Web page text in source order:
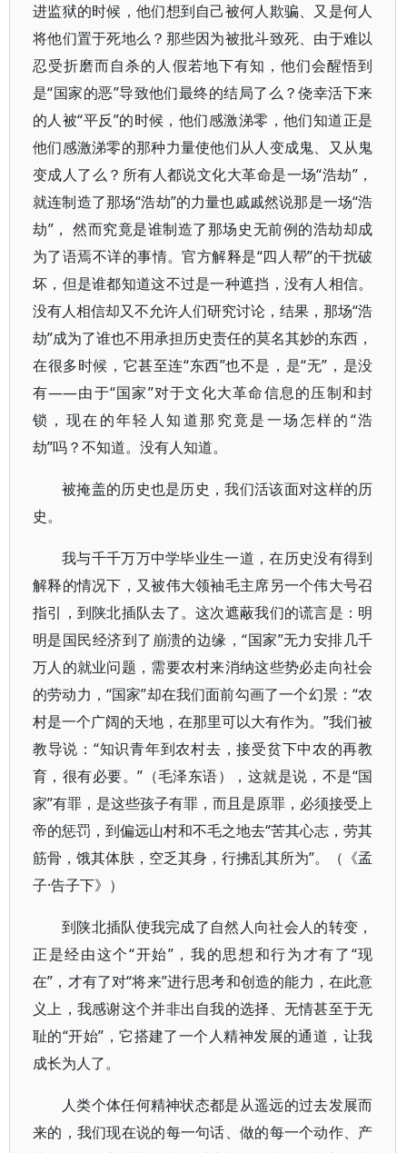
进监狱的时候，他们想到自己被何人欺骗、又是何人
将他们置于死地么？那些因为被批斗致死、由于难以
忍受折磨而自杀的人假若地下有知，他们会醒悟到
是“国家的恶”导致他们最终的结局了么？侥幸活下来
的人被“平反”的时候，他们感激涕零，他们知道正是
他们感激涕零的那种力量使他们从人变成鬼、又从鬼
变成人了么？所有人都说文化大革命是一场“浩劫”，
就连制造了那场“浩劫”的力量也戚戚然说那是一场“浩
劫”， 然而究竟是谁制造了那场史无前例的浩劫却成
为了语焉不详的事情。官方解释是“四人帮”的干扰破
坏，但是谁都知道这不过是一种遮挡，没有人相信。
没有人相信却又不允许人们研究讨论，结果，那场“浩
劫”成为了谁也不用承担历史责任的莫名其妙的东西，
在很多时候，它甚至连“东西”也不是，是“无”，是没
有——由于“国家”对于文化大革命信息的压制和封
锁，现在的年轻人知道那究竟是一场怎样的“浩
劫”吗？不知道。没有人知道。
被掩盖的历史也是历史，我们活该面对这样的历
史。
我与千千万万中学毕业生一道，在历史没有得到
解释的情况下，又被伟大领袖毛主席另一个伟大号召
指引，到陕北插队去了。这次遮蔽我们的谎言是：明
明是国民经济到了崩溃的边缘，“国家”无力安排几千
万人的就业问题，需要农村来消纳这些势必走向社会
的劳动力，“国家”却在我们面前勾画了一个幻景：“农
村是一个广阔的天地，在那里可以大有作为。”我们被
教导说：“知识青年到农村去，接受贫下中农的再教
育，很有必要。”（毛泽东语），这就是说，不是“国
家”有罪，是这些孩子有罪，而且是原罪，必须接受上
帝的惩罚，到偏远山村和不毛之地去“苦其心志，劳其
筋骨，饿其体肤，空乏其身，行拂乱其所为”。（《孟
子·告子下》）
到陕北插队使我完成了自然人向社会人的转变，
正是经由这个“开始”，我的思想和行为才有了“现
在”，才有了对“将来”进行思考和创造的能力，在此意
义上，我感谢这个并非出自我的选择、无情甚至于无
耻的“开始”，它搭建了一个人精神发展的通道，让我
成长为人了。
人类个体任何精神状态都是从遥远的过去发展而
来的，我们现在说的每一句话、做的每一个动作、产